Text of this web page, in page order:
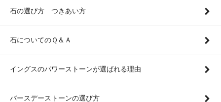
石の選び方 つきあい方
石についてのＱ＆Ａ
イングスのパワーストーンが選ばれる理由
バースデーストーンの選び方